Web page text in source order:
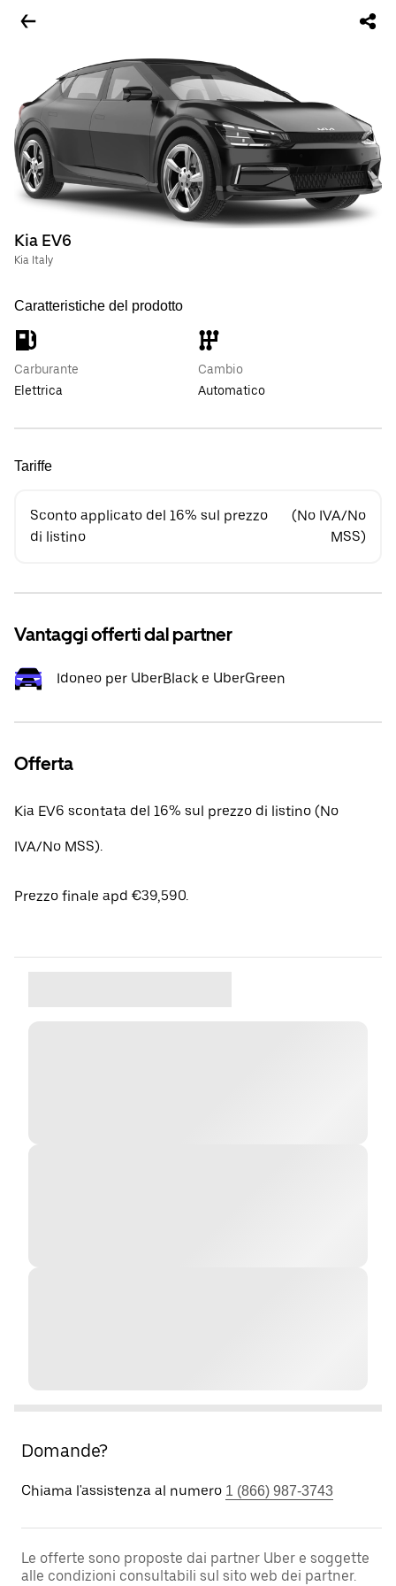
Kia EV6
Kia Italy
Caratteristiche del prodotto
Carburante
Elettrica
Cambio
Automatico
Tariffe
Sconto applicato del 16% sul prezzo
di listino
(No IVA/No
MSS)
Vantaggi offerti dal partner
Idoneo per UberBlack e UberGreen
Offerta
Kia EV6 scontata del 16% sul prezzo di listino (No
IVA/No MSS).
Prezzo finale apd €39,590.
Domande?
Chiama l'assistenza al numero 1 (866) 987-3743
Le offerte sono proposte dai partner Uber e soggette
alle condizioni consultabili sul sito web dei partner.